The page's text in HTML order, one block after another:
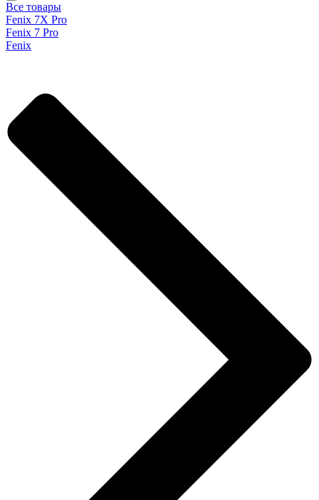
Все товары
Fenix 7X Pro
Fenix 7 Pro
Fenix